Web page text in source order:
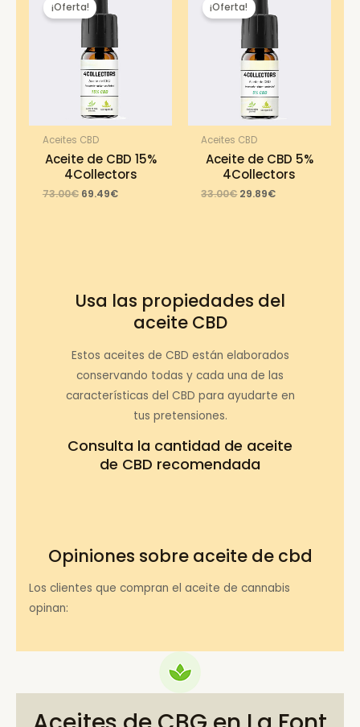
¡Oferta!
Aceites CBD
Aceite de CBD 15%
4Collectors
73.00€ Original
69.49€Current
¡Oferta!
Aceites CBD
Aceite de CBD 5%
4Collectors
33.00€ Original
29.89€Current
Usa las propiedades del
aceite CBD
Estos aceites de CBD están elaborados
conservando todas y cada una de las
características del CBD para ayudarte en
tus pretensiones.
Consulta la cantidad de aceite
de CBD recomendada
Opiniones sobre aceite de cbd
Los clientes que compran el aceite de cannabis
opinan: